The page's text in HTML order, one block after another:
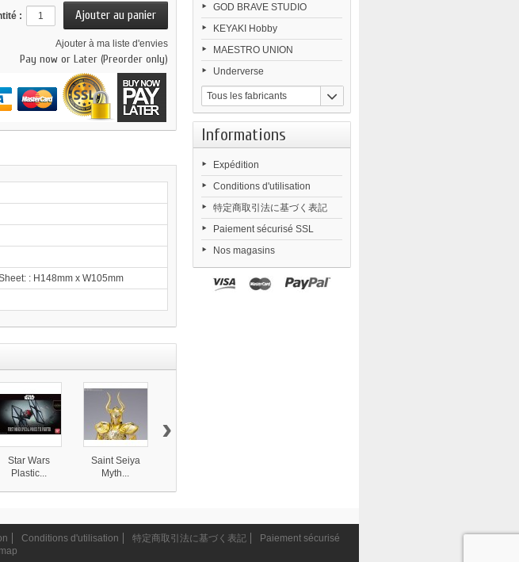
:
Ajouter à ma liste d'envies
Pay now or Later (Preorder only)
: H148mm x W105mm
Star Wars
Plastic...
Saint Seiya
Myth...
›
GOD BRAVE STUDIO
KEYAKI Hobby
MAESTRO UNION
Underverse
Tous les fabricants
Informations
Expédition
Conditions d'utilisation
特定商取引法に基づく表記
Paiement sécurisé SSL
Nos magasins
Conditions d'utilisation 特定商取引法に基づく表記
Paiement sécurisé